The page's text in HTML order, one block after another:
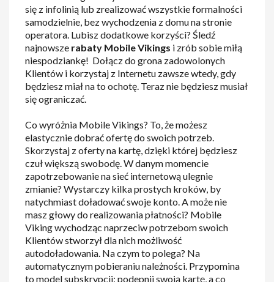
się z infolinią lub zrealizować wszystkie formalności
samodzielnie, bez wychodzenia z domu na stronie
operatora. Lubisz dodatkowe korzyści? Śledź
najnowsze rabaty Mobile Vikings i zrób sobie miłą
niespodziankę! Dołącz do grona zadowolonych
Klientów i korzystaj z Internetu zawsze wtedy, gdy
będziesz miał na to ochotę. Teraz nie będziesz musiał
się ograniczać.
Co wyróżnia Mobile Vikings? To, że możesz
elastycznie dobrać ofertę do swoich potrzeb.
Skorzystaj z oferty na kartę, dzięki której będziesz
czuł większą swobodę. W danym momencie
zapotrzebowanie na sieć internetową ulegnie
zmianie? Wystarczy kilka prostych kroków, by
natychmiast doładować swoje konto. A może nie
masz głowy do realizowania płatności? Mobile
Viking wychodząc naprzeciw potrzebom swoich
Klientów stworzył dla nich możliwość
autodoładowania. Na czym to polega? Na
automatycznym pobieraniu należności. Przypomina
to model subskrypcji: podepnij swoją kartę, a co